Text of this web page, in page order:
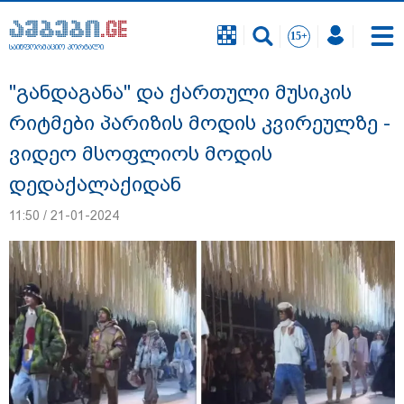
საინფორმაციო პორტალი
"ნატა ვიბლიანის საქმეზე საზოგადოება
უახლოეს დღეებში გაიგებს სიახლეს,
დაიდება პირველი მნიშვნელოვანი
შედეგი და ოფიციალურად ცნობენ
საინფორმაციო პორტალი
"განდაგანა" და ქართული მუსიკის
რიტმები პარიზის მოდის კვირეულზე -
ვიდეო მსოფლიოს მოდის
დედაქალაქიდან
11:50 / 21-01-2024